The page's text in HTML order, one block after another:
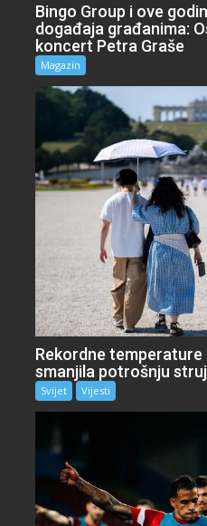
Bingo Group i ove
događaja građanima:
koncert Petra Graše
Magazin
Rekordne
smanjila potrošnju
Svijet Vijesti